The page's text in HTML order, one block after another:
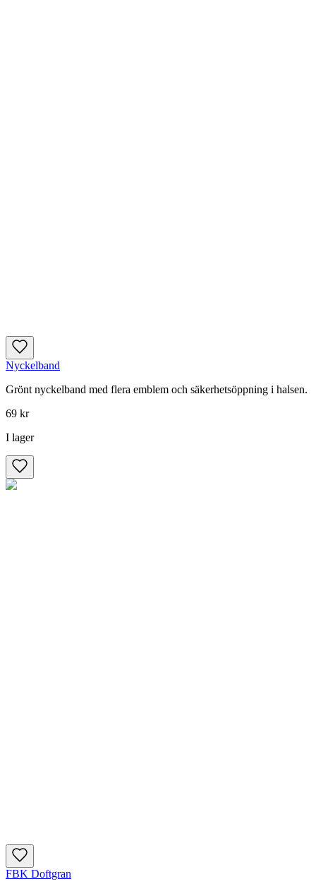
Nyckelband
Grönt nyckelband med flera emblem och säkerhetsöppning i halsen.
69 kr
I lager
FBK Doftgran